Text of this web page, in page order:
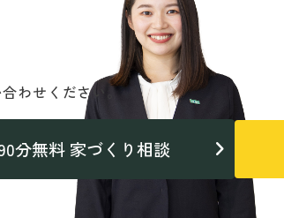
わせください。
分無料 家づくり相談